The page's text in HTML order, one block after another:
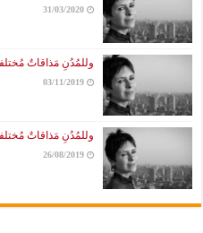
31/03/2020
وللمُدُنِ مَذاقاتٌ
03/11/2019
وللمُدُنِ مَذاقاتٌ
26/08/2019